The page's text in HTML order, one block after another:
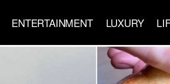
ENTERTAINMENT LUXURY